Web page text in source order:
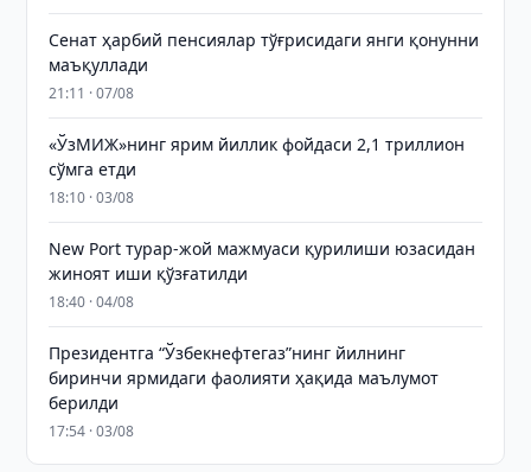
Сенат ҳарбий пенсиялар тўғрисидаги янги қонунни
маъқуллади
21:11 · 07/08
«ЎзМИЖ»нинг ярим йиллик фойдаси 2,1 триллион
сўмга етди
18:10 · 03/08
New Port турар-жой мажмуаси қурилиши юзасидан
жиноят иши қўзғатилди
18:40 · 04/08
Президентга “Ўзбекнефтегаз”нинг йилнинг
биринчи ярмидаги фаолияти ҳақида маълумот
берилди
17:54 · 03/08